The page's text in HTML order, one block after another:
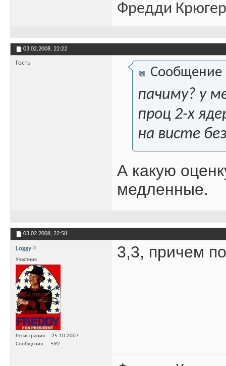
Фредди Крюгер
03.02.2008, 22:22
Гость
Сообщение
пачиму? у
проц 2-х
на висте
А какую
медленные.
03.02.2008, 22:58
Loggy
Участник
Регистрация
25.10.2007
Сообщения
592
3,3, причем